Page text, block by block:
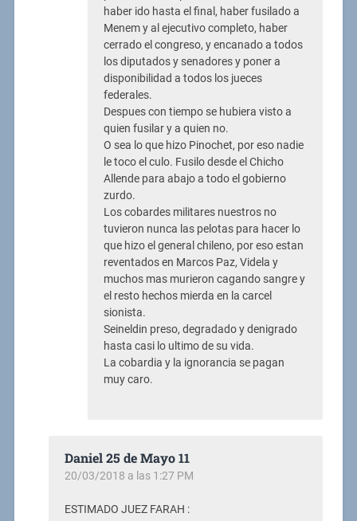
haber ido hasta el final, haber fusilado a
Menem y al ejecutivo completo, haber
cerrado el congreso, y encanado a todos
los diputados y senadores y poner a
disponibilidad a todos los jueces
federales.
Despues con tiempo se hubiera visto a
quien fusilar y a quien no.
O sea lo que hizo Pinochet, por eso nadie
le toco el culo. Fusilo desde el Chicho
Allende para abajo a todo el gobierno
zurdo.
Los cobardes militares nuestros no
tuvieron nunca las pelotas para hacer lo
que hizo el general chileno, por eso estan
reventados en Marcos Paz, Videla y
muchos mas murieron cagando sangre y
el resto hechos mierda en la carcel
sionista.
Seineldin preso, degradado y denigrado
hasta casi lo ultimo de su vida.
La cobardia y la ignorancia se pagan
muy caro.
Daniel 25 de Mayo 11
20/03/2018 a las 1:27 PM
ESTIMADO JUEZ FARAH :